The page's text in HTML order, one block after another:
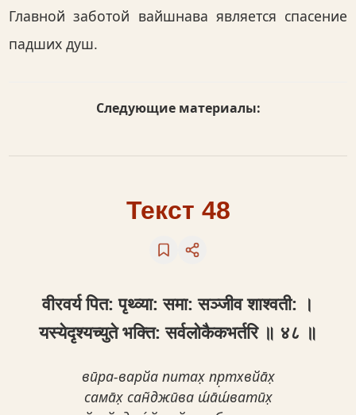
Главной заботой вайшнава является спасение
падших душ.
Следующие материалы:
Текст 48
वीरवर्य पित: पृथ्व्या: समा: सञ्जीव शाश्वती: ।
यस्येद‍ृश्यच्युते भक्ति: सर्वलोकैकभर्तरि ॥ ४८ ॥
вӣра-варйа питах̣ пр̣тхвйа̄х̣
сама̄х̣ сан̃джӣва ш́а̄ш́ватӣх̣